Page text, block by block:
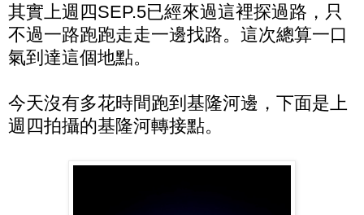
其實上週四SEP.5已經來過這裡探過路，只
不過一路跑跑走走一邊找路。這次總算一口
氣到達這個地點。
今天沒有多花時間跑到基隆河邊，下面是上
週四拍攝的基隆河轉接點。